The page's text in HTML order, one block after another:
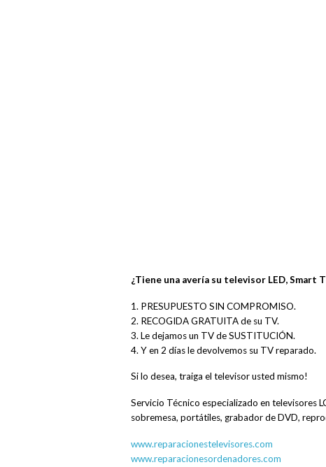
¿Tiene una avería su televisor LED, Smart
1. PRESUPUESTO SIN COMPROMISO.
2. RECOGIDA GRATUITA de su TV.
3. Le dejamos un TV de SUSTITUCIÓN.
4. Y en 2 días le devolvemos su TV reparado.
Si lo desea, traiga el televisor usted mismo!
Servicio Técnico especializado en televisores
sobremesa, portátiles, grabador de DVD,
www.reparacionestelevisores.com
www.reparacionesordenadores.com